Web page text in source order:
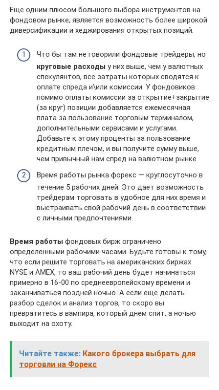
Еще одним плюсом большого выбора инструментов на
фондовом рынке, является возможность более широкой
диверсификации и хеджирования открытых позиций.
Что бы там не говорили фондовые трейдеры, но
круговые расходы у них выше, чем у валютных
спекулянтов, все затраты которых сводятся к
оплате спреда и\или комиссии. У фондовиков
помимо оплаты комиссии за открытие+закрытие
(за круг) позиции добавляется ежемесячная
плата за пользование торговым терминалом,
дополнительными сервисами и услугами.
Добавьте к этому проценты за пользование
кредитным плечом, и вы получите сумму выше,
чем привычный нам спред на валютном рынке.
Время работы рынка форекс — круглосуточно в
течение 5 рабочих дней. Это дает возможность
трейдерам торговать в удобное для них время и
выстраивать свой рабочий день в соответствии
с личными предпочтениями.
Время работы фондовых бирж ограничено
определенными рабочими часами. Будьте готовы к тому,
что если решите торговать на американских биржах
NYSE и AMEX, то ваш рабочий день будет начинаться
примерно в 16-00 по среднеевропейскому времени и
заканчиваться поздней ночью. А если еще делать
разбор сделок и анализ торгов, то скоро вы
превратитесь в вампира, который днем спит, а ночью
выходит на охоту.
Читайте также: Какого брокера выбрать для
торговли на Форекс